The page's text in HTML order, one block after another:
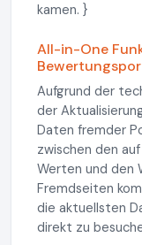
kamen. }
All-in-One
Aufgrund der
der
Daten fremder
zwischen den
Werten und den
Fremdseiten
die aktuellsten
direkt zu